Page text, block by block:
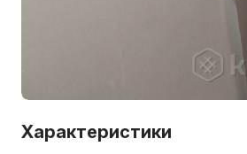
Характеристики